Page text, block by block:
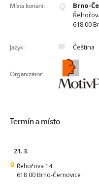
Místa konání:
Brno-
618 00
Jazyk: Čeština
Organizátor:
Termín a místo
21. 3.
Řehořova 14
618 00 Brno-Černovice